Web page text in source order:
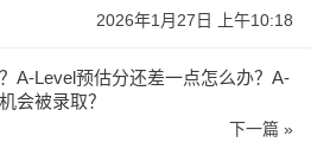
2026年1月27日 上午10:18
A-Level预估分还差一点怎么办？A-
会被录取？
下一篇 »